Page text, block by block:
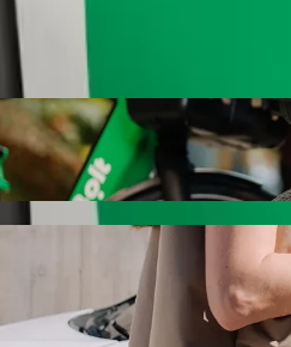
con Bolt
para ir a "Gadabay". Con Bolt,